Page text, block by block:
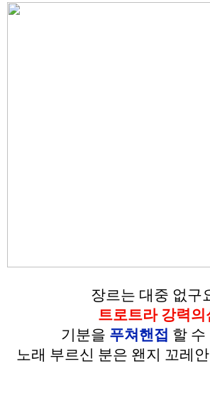
장르는 대중 없구
트로트라 강력
기분을 푸쳐핸접 할 수
노래 부르신 분은 왠지 꼬레